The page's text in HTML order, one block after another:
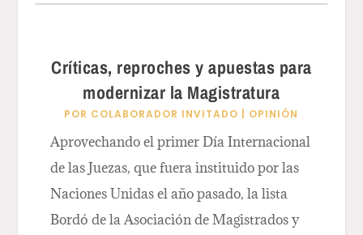
Críticas, reproches y apuestas para
modernizar la Magistratura
POR COLABORADOR INVITADO OPINIÓN
Aprovechando el primer Día Internacional
de las Juezas, que fuera instituido por las
Naciones Unidas el año pasado, la lista
Bordó de la Asociación de Magistrados y